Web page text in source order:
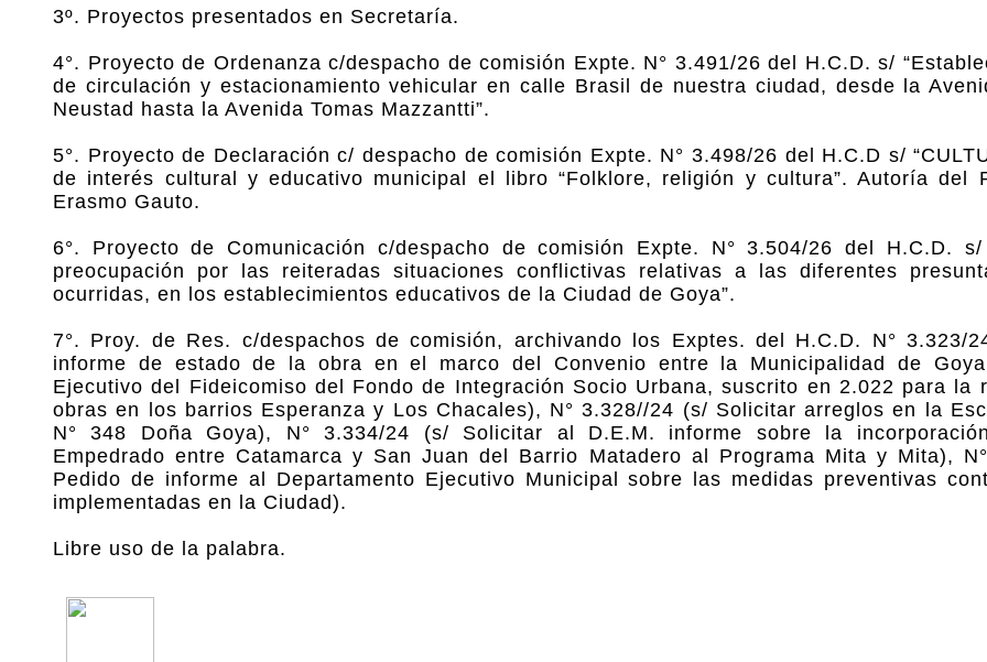
3º. Proyectos presentados en Secretaría.
4°. Proyecto de Ordenanza c/despacho de comisión Expte. N° 3.491/26 del H.C.D. s/
de circulación y estacionamiento vehicular en calle Brasil de nuestra ciudad, desde la
Neustad hasta la Avenida Tomas Mazzantti”.
5°. Proyecto de Declaración c/ despacho de comisión Expte. N° 3.498/26 del H.C.D s/
de interés cultural y educativo municipal el libro “Folklore, religión y cultura”. Autoría del
Erasmo Gauto.
6°. Proyecto de Comunicación c/despacho de comisión Expte. N° 3.504/26 del H.C.D.
preocupación por las reiteradas situaciones conflictivas relativas a las diferentes
ocurridas, en los establecimientos educativos de la Ciudad de Goya”.
7°. Proy. de Res. c/despachos de comisión, archivando los Exptes. del H.C.D. N° 3.323/
informe de estado de la obra en el marco del Convenio entre la Municipalidad de
Ejecutivo del Fideicomiso del Fondo de Integración Socio Urbana, suscrito en 2.022 para la
obras en los barrios Esperanza y Los Chacales), N° 3.328//24 (s/ Solicitar arreglos en la
N° 348 Doña Goya), N° 3.334/24 (s/ Solicitar al D.E.M. informe sobre la
Empedrado entre Catamarca y San Juan del Barrio Matadero al Programa Mita y Mita),
Pedido de informe al Departamento Ejecutivo Municipal sobre las medidas preventivas
implementadas en la Ciudad).
Libre uso de la palabra.